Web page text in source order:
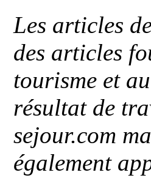
Les articles
des articles
tourisme et
résultat de
sejour.com
également